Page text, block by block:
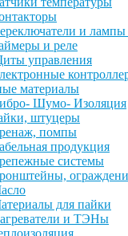
и лампы
и реле
управления
материалы
Шумо- Изоляция
штуцеры
помпы
продукция
системы
для пайки
и ТЭНы